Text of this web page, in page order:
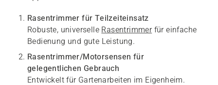
Rasentrimmer für Teilzeiteinsatz
Robuste, universelle Rasentrimmerfür einfache
Bedienung und gute Leistung.
Rasentrimmer/Motorsensen für
gelegentlichen Gebrauch
Entwickelt für Gartenarbeiten im Eigenheim.